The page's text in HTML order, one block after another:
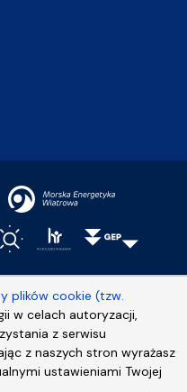
plików cookie (tzw.
w celach autoryzacji,
z serwisu
z naszych stron wyrażasz
ustawieniami Twojej